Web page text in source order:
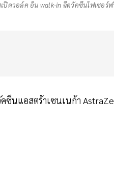
ปิดวอล์ค อิน walk-in ฉีดวัคซีนไฟเซอร์ฟ
ซีนแอสตร้าเซนเนก้า